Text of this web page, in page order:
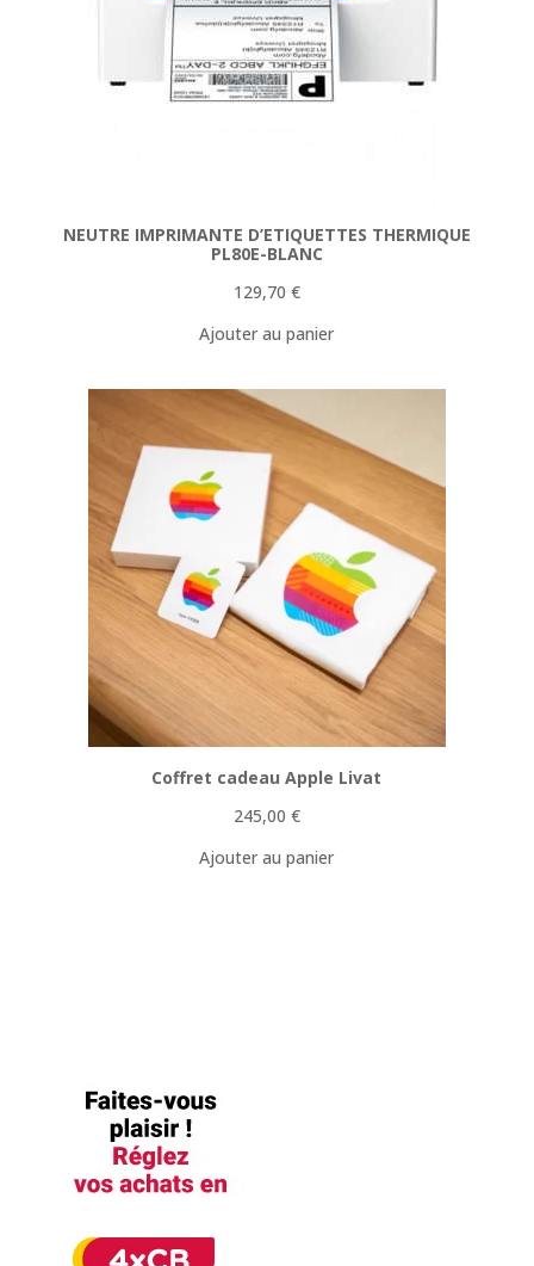
NEUTRE IMPRIMANTE D’ETIQUETTES THERMIQUE
PL80E-BLANC
129,70 €
Ajouter au panier
Coffret cadeau Apple Livat
245,00 €
Ajouter au panier